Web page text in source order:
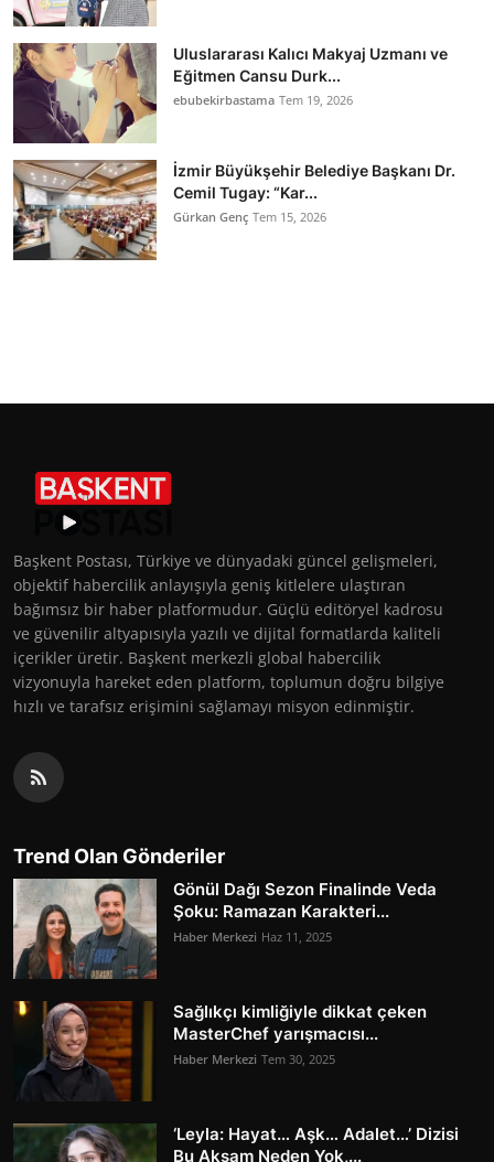
Uluslararası Kalıcı Makyaj Uzmanı ve
Eğitmen Cansu Durk...
ebubekirbastama Tem 19, 2026
İzmir Büyükşehir Belediye Başkanı Dr.
Cemil Tugay: “Kar...
Gürkan Genç Tem 15, 2026
Başkent Postası, Türkiye ve dünyadaki güncel gelişmeleri,
objektif habercilik anlayışıyla geniş kitlelere ulaştıran
bağımsız bir haber platformudur. Güçlü editöryel kadrosu
ve güvenilir altyapısıyla yazılı ve dijital formatlarda kaliteli
içerikler üretir. Başkent merkezli global habercilik
vizyonuyla hareket eden platform, toplumun doğru bilgiye
hızlı ve tarafsız erişimini sağlamayı misyon edinmiştir.
Trend Olan Gönderiler
Gönül Dağı Sezon Finalinde Veda
Şoku: Ramazan Karakteri...
Haber Merkezi Haz 11, 2025
Sağlıkçı kimliğiyle dikkat çeken
MasterChef yarışmacısı...
Haber Merkezi Tem 30, 2025
‘Leyla: Hayat… Aşk… Adalet…’ Dizisi
Bu Akşam Neden Yok,...